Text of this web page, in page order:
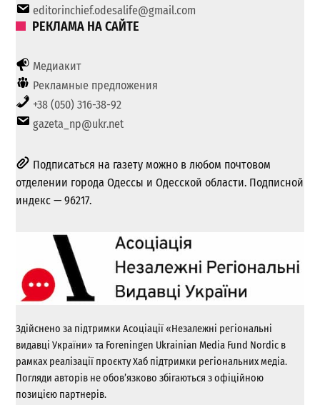
editorinchief.odesalife@gmail.com
РЕКЛАМА НА САЙТЕ
Медиакит
Рекламные предложения
+38 (050) 316-38-92
gazeta_np@ukr.net
Подписаться на газету можно в любом почтовом
отделении города Одессы и Одесской области. Подписной
индекс — 96217.
Здійснено за підтримки Асоціації «Незалежні регіональні
видавці України» та Foreningen Ukrainian Media Fund Nordic в
рамках реалізації проєкту Хаб підтримки регіональних медіа.
Погляди авторів не обов’язково збігаються з офіційною
позицією партнерів.